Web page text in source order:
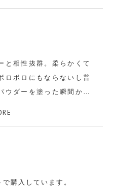
と相性抜群。柔らかくて
ロボロにもならないし普
ウダーを塗った瞬間から
購入しています。